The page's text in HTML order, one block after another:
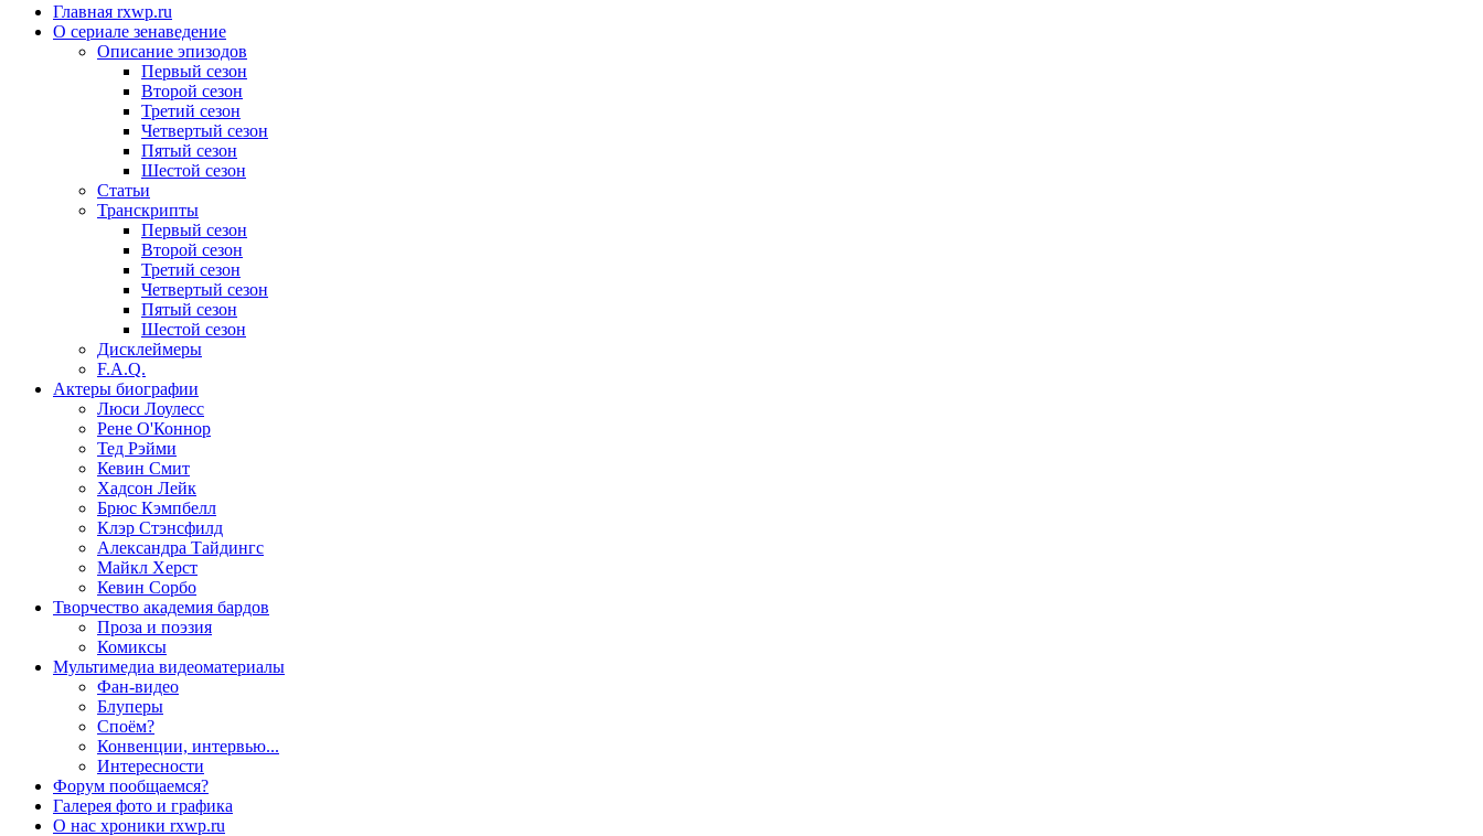
Главная rxwp.ru
О сериале зенаведение
Описание эпизодов
Первый сезон
Второй сезон
Третий сезон
Четвертый сезон
Пятый сезон
Шестой сезон
Статьи
Транскрипты
Первый сезон
Второй сезон
Третий сезон
Четвертый сезон
Пятый сезон
Шестой сезон
Дисклеймеры
F.A.Q.
Актеры биографии
Люси Лоулесс
Рене О'Коннор
Тед Рэйми
Кевин Смит
Хадсон Лейк
Брюс Кэмпбелл
Клэр Стэнсфилд
Александра Тайдингс
Майкл Херст
Кевин Сорбо
Творчество академия бардов
Проза и поэзия
Комиксы
Мультимедиа видеоматериалы
Фан-видео
Блуперы
Споём?
Конвенции, интервью...
Интересности
Форум пообщаемся?
Галерея фото и графика
О нас хроники rxwp.ru